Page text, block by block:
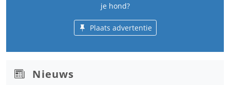
je hond?
Plaats advertentie
Nieuws